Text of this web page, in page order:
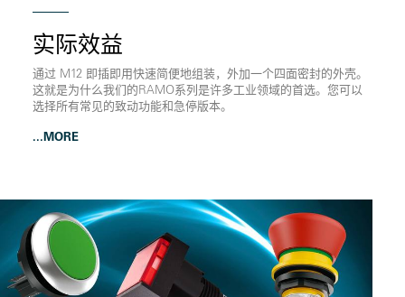
实际效益
通过 M12 即插即用快速简便地组装，外加一个四面密封的外壳。
这就是为什么我们的RAMO系列是许多工业领域的首选。您可以
选择所有常见的致动功能和急停版本。
...MORE